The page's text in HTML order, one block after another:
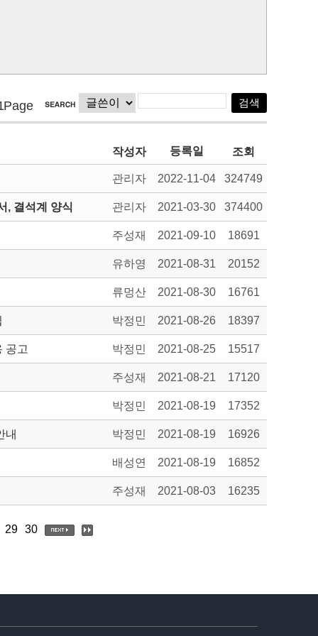
작성자 등록일 조회
관리자 2022-11-04 324749
, 결석계 양식 관리자 2021-03-30 374400
주성재 2021-09-10 18691
유하영 2021-08-31 20152
류멍산 2021-08-30 16761
박정민 2021-08-26 18397
공고 박정민 2021-08-25 15517
주성재 2021-08-21 17120
박정민 2021-08-19 17352
내 박정민 2021-08-19 16926
배성연 2021-08-19 16852
주성재 2021-08-03 16235
29 30